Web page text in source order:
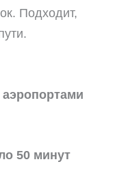
Подходит,
50 минут